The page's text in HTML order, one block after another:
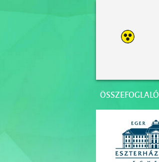
ÖSSZEFOGLALÓ